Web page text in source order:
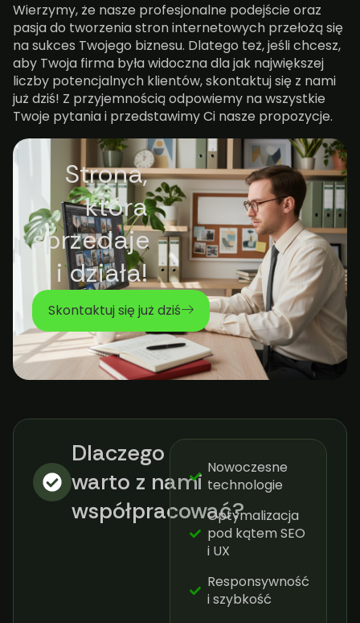
Wierzymy, że nasze profesjonalne podejście oraz
pasja do tworzenia stron internetowych przełożą się
na sukces Twojego biznesu. Dlatego też, jeśli chcesz,
aby Twoja firma była widoczna dla jak największej
liczby potencjalnych klientów, skontaktuj się z nami
już dziś! Z przyjemnością odpowiemy na wszystkie
Twoje pytania i przedstawimy Ci nasze propozycje.
Strona,
która
sprzedaje
i działa!
Skontaktuj się już dziś
Dlaczego
warto z nami
współpracować?​
Nowoczesne
technologie
Optymalizacja
pod kątem SEO
i UX
Responsywność
i szybkość